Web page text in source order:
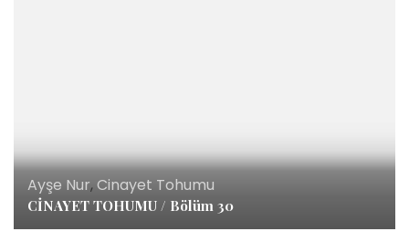
Ayşe Nur,Cinayet Tohumu
CİNAYET TOHUMU / Bölüm 30